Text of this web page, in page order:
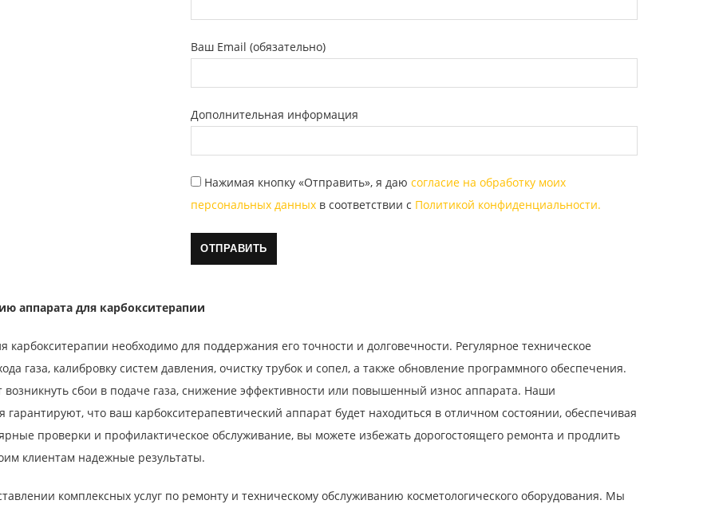
Ваш Email (обязательно)
Дополнительная информация
Нажимая кнопку «Отправить», я даю согласие на обработку моих
персональных данных в соответствии с Политикой конфиденциальности.
аппарата для карбокситерапии
карбокситерапии необходимо для поддержания его точности и долговечности. Регулярное техническое
газа, калибровку систем давления, очистку трубок и сопел, а также обновление программного обеспечения.
возникнуть сбои в подаче газа, снижение эффективности или повышенный износ аппарата. Наши
что ваш карбокситерапевтический аппарат будет находиться в отличном состоянии, обеспечивая
проверки и профилактическое обслуживание, вы можете избежать дорогостоящего ремонта и продлить
клиентам надежные результаты.
комплексных услуг по ремонту и техническому обслуживанию косметологического оборудования. Мы